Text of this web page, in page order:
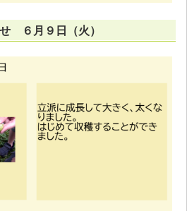
６月９日（火）